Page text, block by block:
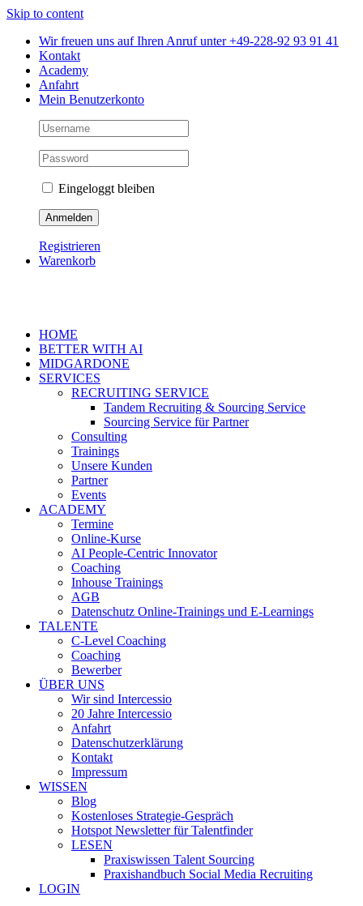
Skip to content
Wir freuen uns auf Ihren Anruf unter +49-228-92 93 91 41
Kontakt
Academy
Anfahrt
Mein Benutzerkonto
Eingeloggt bleiben
Registrieren
Warenkorb
HOME
BETTER WITH AI
MIDGARDONE
SERVICES
RECRUITING SERVICE
Tandem Recruiting & Sourcing Service
Sourcing Service für Partner
Consulting
Trainings
Unsere Kunden
Partner
Events
ACADEMY
Termine
Online-Kurse
AI People-Centric Innovator
Coaching
Inhouse Trainings
AGB
Datenschutz Online-Trainings und E-Learnings
TALENTE
C-Level Coaching
Coaching
Bewerber
ÜBER UNS
Wir sind Intercessio
20 Jahre Intercessio
Anfahrt
Datenschutzerklärung
Kontakt
Impressum
WISSEN
Blog
Kostenloses Strategie-Gespräch
Hotspot Newsletter für Talentfinder
LESEN
Praxiswissen Talent Sourcing
Praxishandbuch Social Media Recruiting
LOGIN